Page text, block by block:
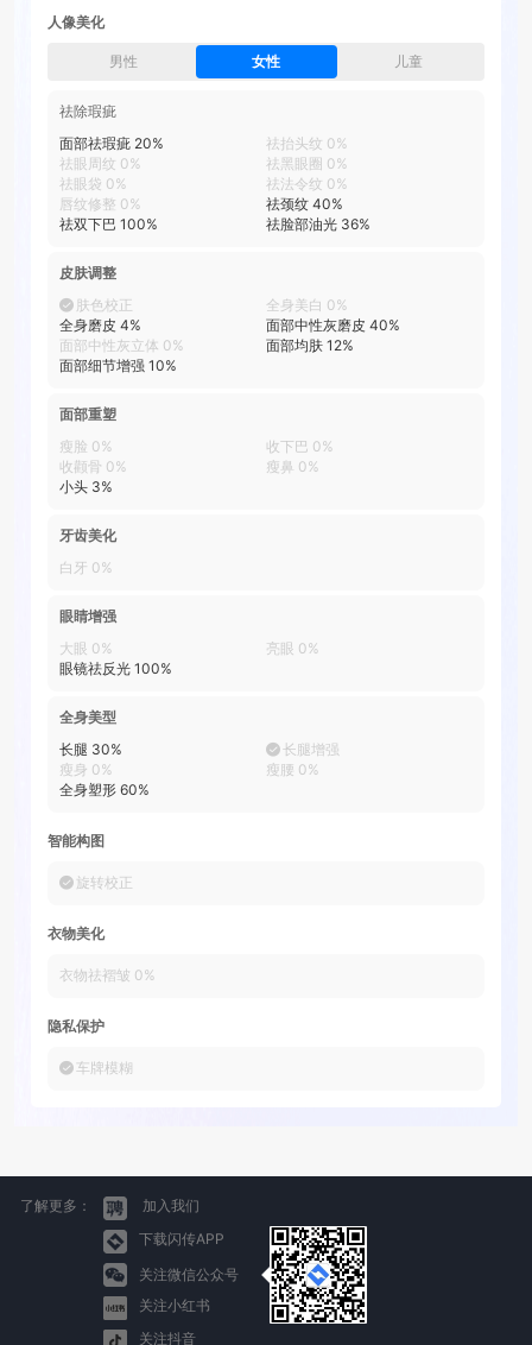
人像美化
男性 女性 儿童
祛除瑕疵
面部祛瑕疵 20% 祛抬头纹 0%
祛眼周纹 0% 祛黑眼圈 0%
祛眼袋 0% 祛法令纹 0%
唇纹修整 0% 祛颈纹 40%
祛双下巴 100% 祛脸部油光 36%
皮肤调整
肤色校正
全身美白 0%
全身磨皮 4% 面部中性灰磨皮 40%
面部中性灰立体 0% 面部均肤 12%
面部细节增强 10%
面部重塑
瘦脸 0% 收下巴 0%
收颧骨 0% 瘦鼻 0%
小头 3%
牙齿美化
白牙 0%
眼睛增强
大眼 0% 亮眼 0%
眼镜祛反光 100%
全身美型
长腿 30%
长腿增强
瘦身 0% 瘦腰 0%
全身塑形 60%
智能构图
旋转校正
衣物美化
衣物祛褶皱 0%
隐私保护
车牌模糊
了解更多：
加入我们
下载闪传APP
关注微信公众号
关注小红书
关注抖音